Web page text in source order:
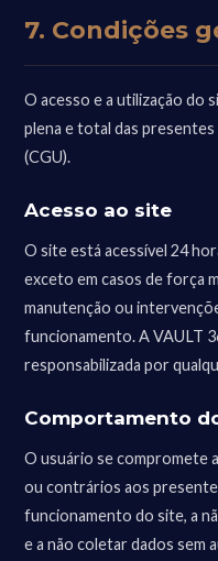
7. Condições
O acesso e a utilização do
plena e total das
(CGU).
Acesso ao site
O site está acessível 24
exceto em casos de força
manutenção ou
funcionamento. A VAULT
responsabilizada por
Comportamento
O usuário se compromete
ou contrários aos
funcionamento do site, a
e a não coletar dados sem